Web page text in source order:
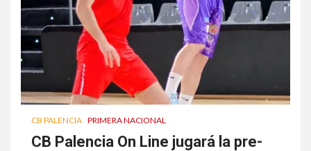
CB PALENCIA PRIMERA NACIONAL
CB Palencia On Line jugará la pre-